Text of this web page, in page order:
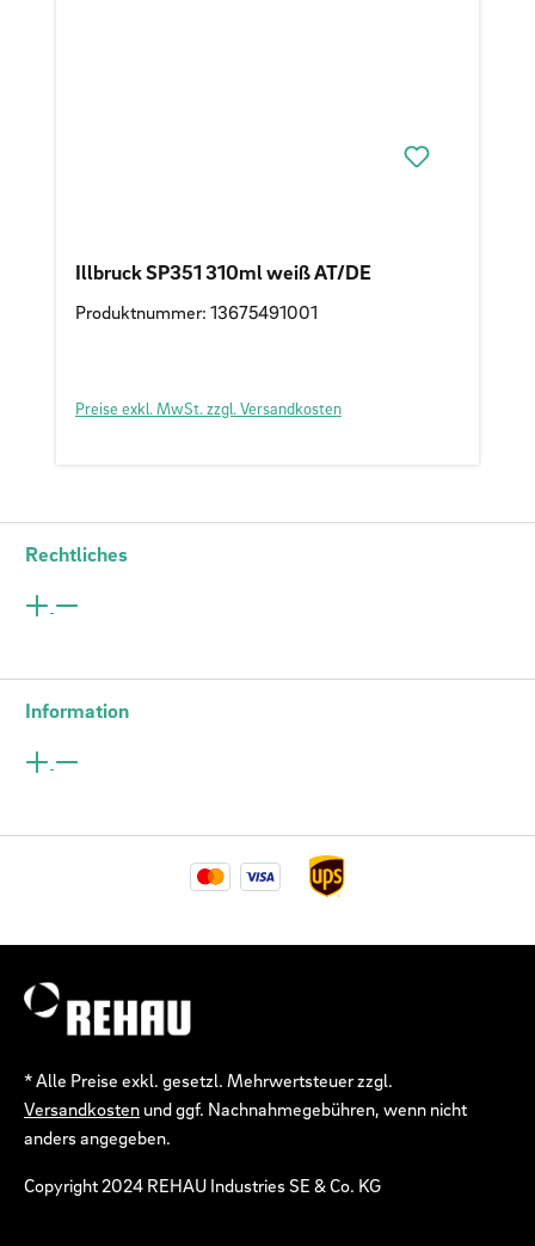
Illbruck SP351 310ml weiß AT/DE
Produktnummer: 13675491001
Preise exkl. MwSt. zzgl. Versandkosten
Rechtliches
Information
* Alle Preise exkl. gesetzl. Mehrwertsteuer zzgl.
Versandkosten und ggf. Nachnahmegebühren, wenn nicht
anders angegeben.
Copyright 2024 REHAU Industries SE & Co. KG